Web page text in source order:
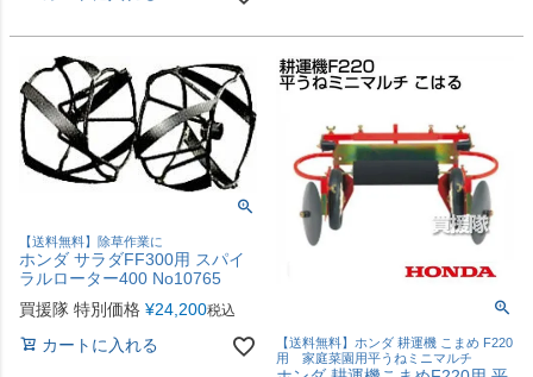
【送料無料】除草作業に
ホンダ サラダFF300用 スパイ
ラルローター400 No10765
買援隊 特別価格 ¥24,200税込
カートに入れる
【送料無料】ホンダ 耕運機 こまめ F220
用 家庭菜園用平うねミニマルチ